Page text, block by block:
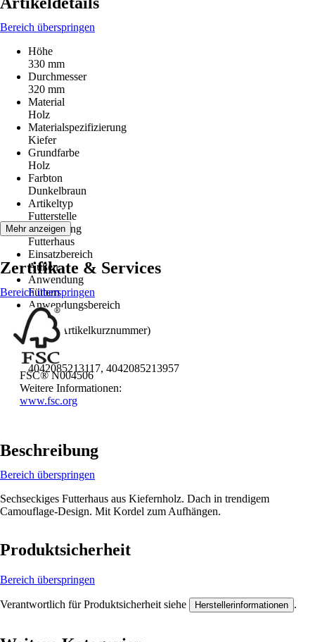
Bereich überspringen
Höhe
330 mm
Durchmesser
320 mm
Material
Holz
Materialspezifizierung
Kiefer
Grundfarbe
Holz
Farbton
Dunkelbraun
Artikeltyp
Futterstelle
Ausführung
Futterhaus
Einsatzbereich
Außen
Anwendung
Füttern
Anwendungsbereich
Vogel
AKN (Artikelkurznummer)
FJZ6
EAN
4042085213117, 4042085213957
Mehr anzeigen
Zertifikate & Services
Bereich überspringen
FSC® N004506
Weitere Informationen:
www.fsc.org
Beschreibung
Bereich überspringen
Sechseckiges Futterhaus aus Kiefernholz. Dach in trendigem
Camouflage-Design. Mit Kordel zum Aufhängen.
Produktsicherheit
Bereich überspringen
Verantwortlich für Produktsicherheit siehe Herstellerinformationen .